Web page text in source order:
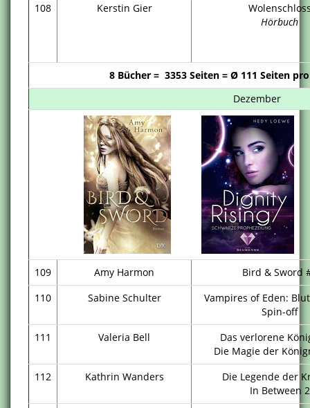
108
Kerstin Gier
Hörbuch
8 Bücher = 3353 Seiten = Ø 111 Seiten
Dezember
109 Amy Harmon
Bird & Sword
110
Sabine Schulter
Vampires of Eden:
Spin-off
111
Valeria Bell
Das verlorene
Die Magie der
112
Kathrin Wanders
Die Legende der
In Between 2